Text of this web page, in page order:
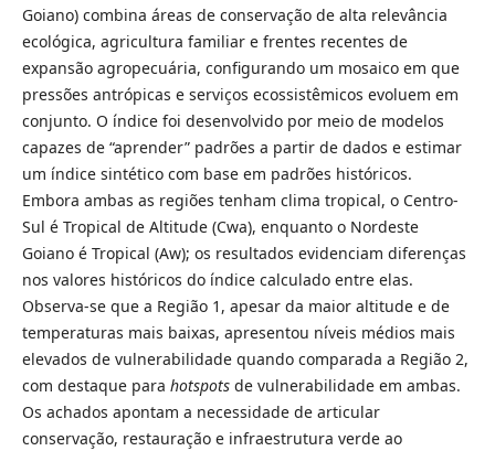
Goiano) combina áreas de conservação de alta relevância
ecológica, agricultura familiar e frentes recentes de
expansão agropecuária, configurando um mosaico em que
pressões antrópicas e serviços ecossistêmicos evoluem em
conjunto. O índice foi desenvolvido por meio de modelos
capazes de “aprender” padrões a partir de dados e estimar
um índice sintético com base em padrões históricos.
Embora ambas as regiões tenham clima tropical, o Centro-
Sul é Tropical de Altitude (Cwa), enquanto o Nordeste
Goiano é Tropical (Aw); os resultados evidenciam diferenças
nos valores históricos do índice calculado entre elas.
Observa-se que a Região 1, apesar da maior altitude e de
temperaturas mais baixas, apresentou níveis médios mais
elevados de vulnerabilidade quando comparada a Região 2,
com destaque para hotspotsde vulnerabilidade em ambas.
Os achados apontam a necessidade de articular
conservação, restauração e infraestrutura verde ao